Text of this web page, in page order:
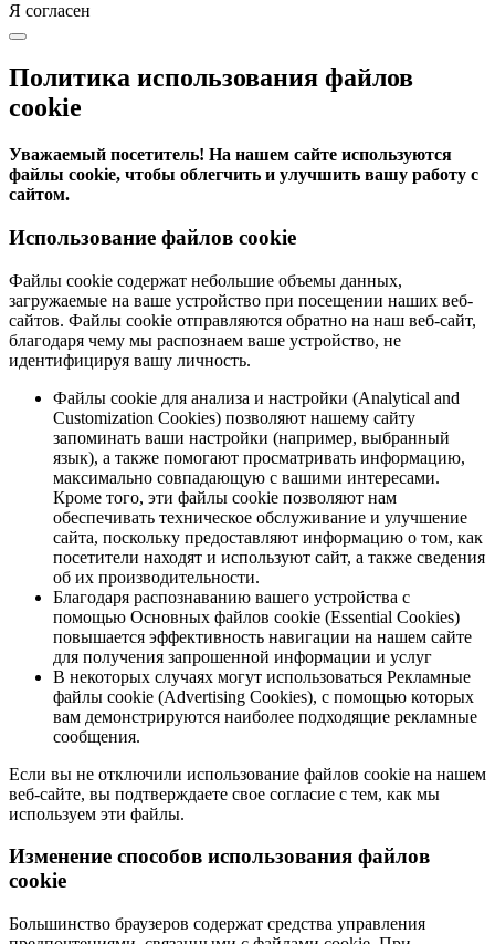
Я согласен
Политика использования файлов
cookie
Уважаемый посетитель! На нашем сайте используются
файлы cookie, чтобы облегчить и улучшить вашу работу с
сайтом.
Использование файлов cookie
Файлы cookie содержат небольшие объемы данных,
загружаемые на ваше устройство при посещении наших веб-
сайтов. Файлы cookie отправляются обратно на наш веб-сайт,
благодаря чему мы распознаем ваше устройство, не
идентифицируя вашу личность.
Файлы cookie для анализа и настройки (Analytical and
Customization Cookies) позволяют нашему сайту
запоминать ваши настройки (например, выбранный
язык), а также помогают просматривать информацию,
максимально совпадающую с вашими интересами.
Кроме того, эти файлы cookie позволяют нам
обеспечивать техническое обслуживание и улучшение
сайта, поскольку предоставляют информацию о том, как
посетители находят и используют сайт, а также сведения
об их производительности.
Благодаря распознаванию вашего устройства с
помощью Основных файлов cookie (Essential Cookies)
повышается эффективность навигации на нашем сайте
для получения запрошенной информации и услуг
В некоторых случаях могут использоваться Рекламные
файлы cookie (Advertising Cookies), с помощью которых
вам демонстрируются наиболее подходящие рекламные
сообщения.
Если вы не отключили использование файлов cookie на нашем
веб-сайте, вы подтверждаете свое согласие с тем, как мы
используем эти файлы.
Изменение способов использования файлов
cookie
Большинство браузеров содержат средства управления